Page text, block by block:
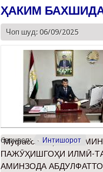
ҲАКИМ
Чоп шуд: 06/09/2025
барчасп: Интишорот
Муфассалтаро 34-
ПАЖӮҲИШГОҲИ ИЛМӢ-
АМИНЗОДА